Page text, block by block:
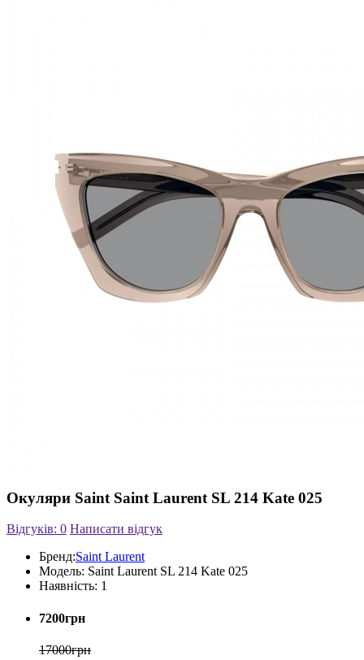
Окуляри Saint Saint Laurent SL 214 Kate 025
Відгуків: 0 Написати відгук
Бренд:Saint Laurent
Модель: Saint Laurent SL 214 Kate 025
Наявність: 1
7200грн
17000грн